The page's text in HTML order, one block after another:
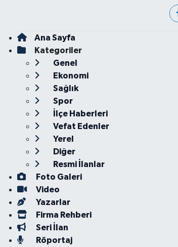
Ana Sayfa
Kategoriler
Genel
Ekonomi
Sağlık
Spor
İlçe Haberleri
Vefat Edenler
Yerel
Diğer
Resmi İlanlar
Foto Galeri
Video
Yazarlar
Firma Rehberi
Seri İlan
Röportaj